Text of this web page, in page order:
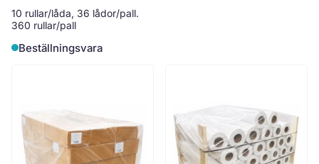
10 rullar/låda, 36 lådor/pall.
360 rullar/pall
Beställningsvara